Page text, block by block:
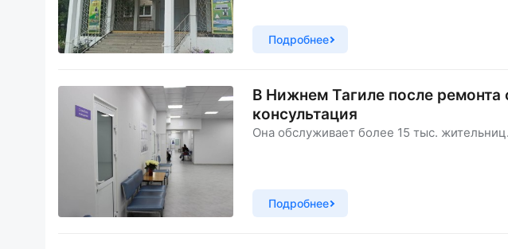
Подробнее
В Нижнем Тагиле после
консультация
Она обслуживает более 15 тыс. жительниц.
Подробнее